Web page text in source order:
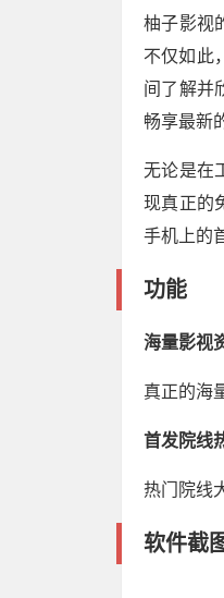
柚子影视
不仅如此
间了解并
畅享最新
无论是在
现真正的
手机上的
功能
海量影视
真正的海
首发院线
热门院线
软件截